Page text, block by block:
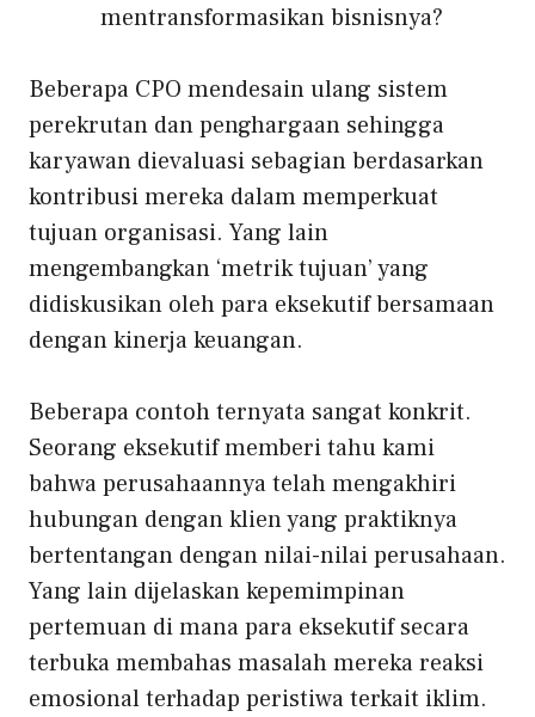
mentransformasikan bisnisnya?
Beberapa CPO mendesain ulang sistem
perekrutan dan penghargaan sehingga
karyawan dievaluasi sebagian berdasarkan
kontribusi mereka dalam memperkuat
tujuan organisasi. Yang lain
mengembangkan ‘metrik tujuan’ yang
didiskusikan oleh para eksekutif bersamaan
dengan kinerja keuangan.
Beberapa contoh ternyata sangat konkrit.
Seorang eksekutif memberi tahu kami
bahwa perusahaannya telah mengakhiri
hubungan dengan klien yang praktiknya
bertentangan dengan nilai-nilai perusahaan.
Yang lain dijelaskankepemimpinan
pertemuan di mana para eksekutif secara
terbuka membahas masalah merekareaksi
emosional terhadap peristiwa terkait iklim.